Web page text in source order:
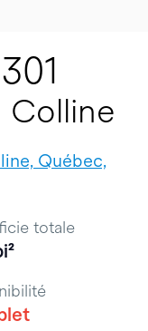
Colline
Québec,
totale